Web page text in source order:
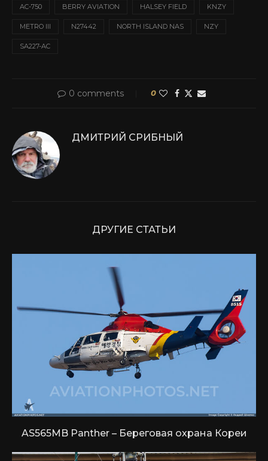
AC-750 BERRY AVIATION HALSEY FIELD KNZY
METRO III N27442 NORTH ISLAND NAS NZY
SA227-AC
0 comments 0
ДМИТРИЙ СРИБНЫЙ
ДРУГИЕ СТАТЬИ
AS565MB Panther – Береговая охрана Кореи